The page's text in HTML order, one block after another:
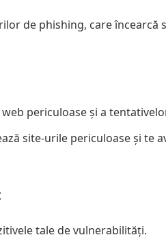
de phishing, care încearcă
periculoase și a
site-urile periculoase și te
tale de vulnerabilități.